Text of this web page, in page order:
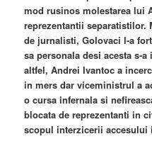
mod rusinos molestarea lui
reprezentantii
de jurnalisti, Golovaci l-a
sa personala desi acesta s-
altfel, Andrei Ivantoc a
in mers dar viceministrul a
o cursa infernala si
blocata de reprezentanti in
scopul interzicerii accesului